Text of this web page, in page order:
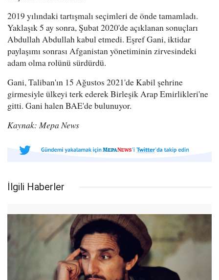
2019 yılındaki tartışmalı seçimleri de önde tamamladı.
Yaklaşık 5 ay sonra, Şubat 2020'de açıklanan sonuçları
Abdullah Abdullah kabul etmedi. Eşref Gani, iktidar
paylaşımı sonrası Afganistan yönetiminin zirvesindeki
adam olma rolünü sürdürdü.
Gani, Taliban'ın 15 Ağustos 2021'de Kabil şehrine
girmesiyle ülkeyi terk ederek Birleşik Arap Emirlikleri'ne
gitti. Gani halen BAE'de bulunuyor.
Kaynak: Mepa News
İlgili Haberler